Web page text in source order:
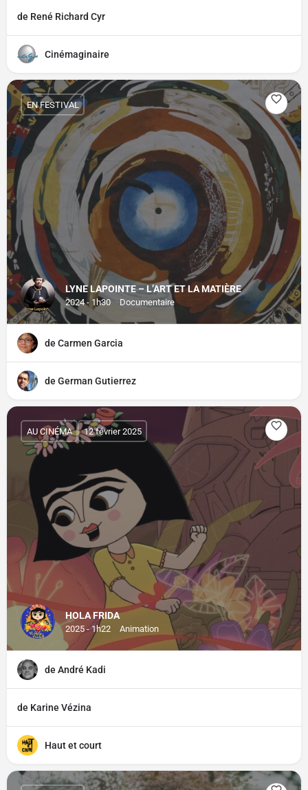
de René Richard Cyr
Cinémaginaire
LYNE LAPOINTE – L’ART ET LA MATIÈRE
2024 - 1h30 Documentaire
EN FESTIVAL
de Carmen Garcia
de German Gutierrez
HOLA FRIDA
2025 - 1h22 Animation
AU CINÉMA 12 février 2025
de André Kadi
de Karine Vézina
Haut et court